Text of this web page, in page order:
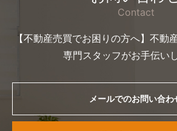
Contact
【不動産売買でお困りの方へ】不動
専門スタッフがお手伝い
メールでのお問い合わ